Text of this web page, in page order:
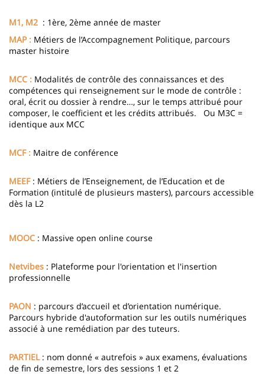
M1, M2 : 1ère, 2ème année de master
MAP : Métiers de l’Accompagnement Politique, parcours
master histoire
MCC : Modalités de contrôle des connaissances et des
compétences qui renseignement sur le mode de contrôle :
oral, écrit ou dossier à rendre…, sur le temps attribué pour
composer, le coefficient et les crédits attribués. Ou M3C =
identique aux MCC
MCF : Maitre de conférence
MEEF : Métiers de l’Enseignement, de l’Education et de
Formation (intitulé de plusieurs masters), parcours accessible
dès la L2
MOOC : Massive open online course
Netvibes : Plateforme pour l'orientation et l'insertion
professionnelle
PAON : parcours d’accueil et d’orientation numérique.
Parcours hybride d'autoformation sur les outils numériques
associé à une remédiation par des tuteurs.
PARTIEL: nom donné « autrefois » aux examens, évaluations
de fin de semestre, lors des sessions 1 et 2